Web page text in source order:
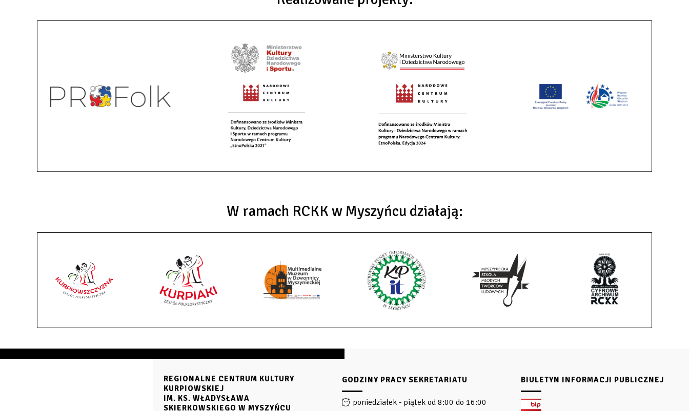
W ramach RCKK w Myszyńcu działają:
REGIONALNE CENTRUM KULTURY
KURPIOWSKIEJ
IM. KS. WŁADYSŁAWA
SKIERKOWSKIEGO W MYSZYŃCU
GODZINY PRACY SEKRETARIATU
poniedziałek - piątek od 8:00 do 16:00
BIULETYN INFORMACJI PUBLICZNEJ